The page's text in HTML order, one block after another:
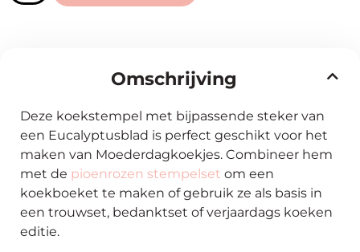
Omschrijving
Deze koekstempel met bijpassende steker van
een Eucalyptusblad is perfect geschikt voor het
maken van Moederdagkoekjes. Combineer hem
met de pioenrozen stempelset om een
koekboeket te maken of gebruik ze als basis in
een trouwset, bedanktset of verjaardags koeken
editie.